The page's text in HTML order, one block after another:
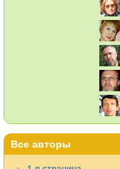
Все авторы